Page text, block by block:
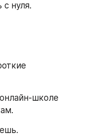
нуля.
школе